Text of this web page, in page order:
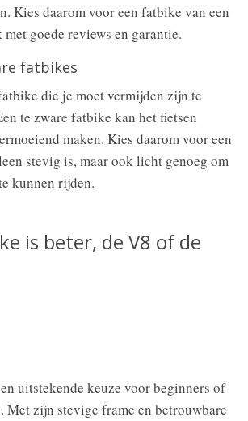
Kies daarom voor een fatbike van een
goede reviews en garantie.
fatbikes
die je moet vermijden zijn te
te zware fatbike kan het fietsen
maken. Kies daarom voor een
stevig is, maar ook licht genoeg om
kunnen rijden.
is beter, de V8 of de
uitstekende keuze voor beginners of
Met zijn stevige frame en betrouwbare